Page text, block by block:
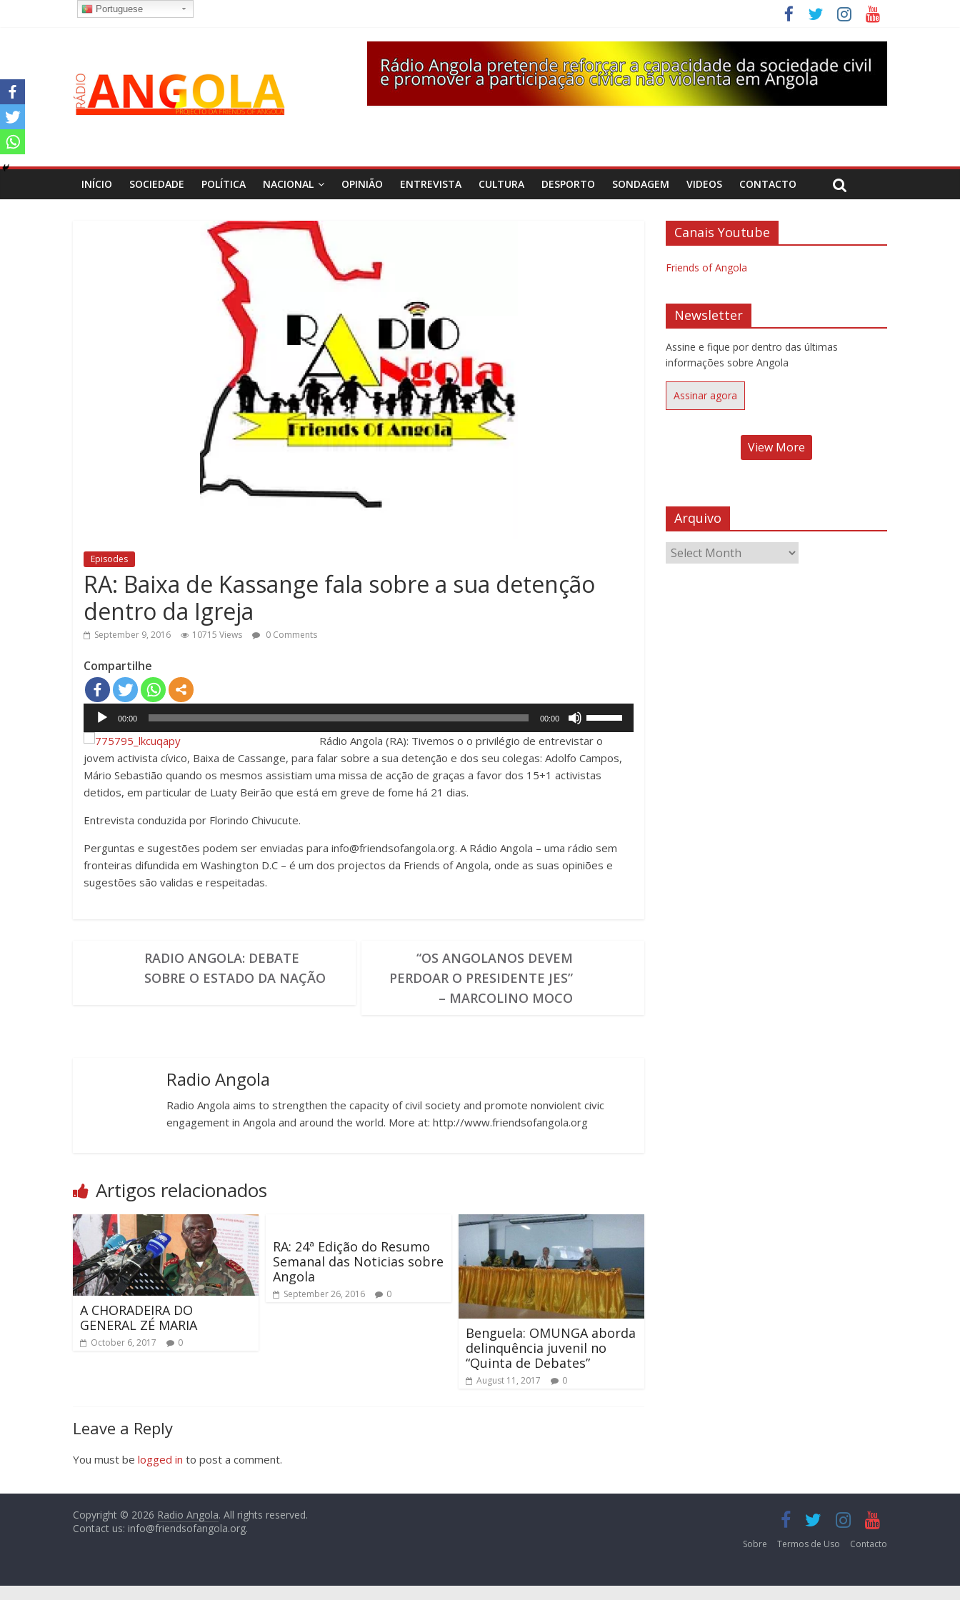
INÍCIO SOCIEDADE POLÍTICA NACIONAL OPINIÃO ENTREVISTA CULTURA DESPORTO SONDAGEM VIDEOS CONTACTO
Episodes
RA: Baixa de Kassange fala sobre a sua detenção
dentro da Igreja
September 9, 2016 10715 Views 0 Comments
Compartilhe
Audio
Player
00:00 00:00
Up/Down
Arrow
keys
to
volume.
Rádio Angola (RA): Tivemos o o privilégio de entrevistar o
jovem activista cívico, Baixa de Cassange, para falar sobre a sua detenção e dos seu colegas: Adolfo Campos,
Mário Sebastião quando os mesmos assistiam uma missa de acção de graças a favor dos 15+1 activistas
detidos, em particular de Luaty Beirão que está em greve de fome há 21 dias.
Entrevista conduzida por Florindo Chivucute.
Perguntas e sugestões podem ser enviadas para info@friendsofangola.org. A Rádio Angola – uma rádio sem
fronteiras difundida em Washington D.C – é um dos projectos da Friends of Angola, onde as suas opiniões e
sugestões são validas e respeitadas.
RADIO ANGOLA: DEBATE
SOBRE O ESTADO DA NAÇÃO
“OS ANGOLANOS DEVEM
PERDOAR O PRESIDENTE JES”
– MARCOLINO MOCO
Radio Angola
Radio Angola aims to strengthen the capacity of civil society and promote nonviolent civic
engagement in Angola and around the world. More at: http://www.friendsofangola.org
Artigos relacionados
A CHORADEIRA DO
GENERAL ZÉ MARIA
October 6, 2017 0
RA: 24ª Edição do Resumo
Semanal das Noticias sobre
Angola
September 26, 2016 0
Benguela: OMUNGA aborda
delinquência juvenil no
“Quinta de Debates”
August 11, 2017 0
Leave a Reply
You must be logged in to post a comment.
Canais Youtube
Friends of Angola
Newsletter
Assine e fique por dentro das últimas
informações sobre Angola
Assinar agora
View More
Arquivo
Sobre Termos de Uso Contacto
Copyright © 2026 Radio Angola. All rights reserved.
Contact us: info@friendsofangola.org.
Portuguese